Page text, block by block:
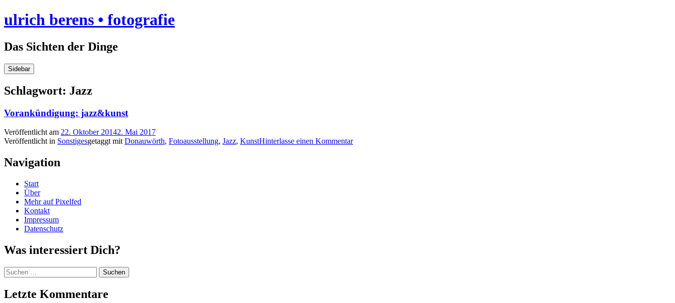
Skip
to
ulrich berens • fotografie
Das Sichten der Dinge
Sidebar
Schlagwort: Jazz
Vorankündigung: jazz&kunst
Veröffentlicht am 22. Oktober 20142. Mai 2017
Veröffentlicht in Sonstigesgetaggt mit Donauwörth, Fotoausstellung, Jazz, KunstHinterlasse einen Kommentar
Navigation
Start
Über
Mehr auf Pixelfed
Kontakt
Impressum
Datenschutz
Was interessiert Dich?
Suchen
nach:
Letzte Kommentare